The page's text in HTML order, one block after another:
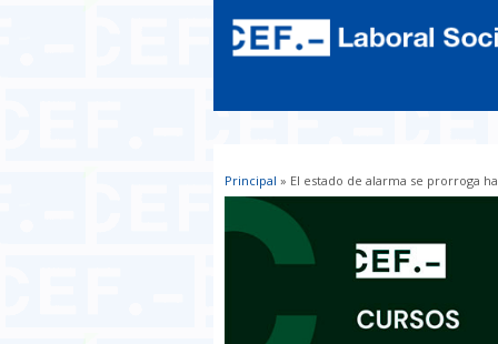
Usted está aquí
Principal » El estado de alarma se prorroga